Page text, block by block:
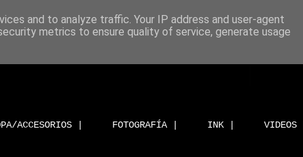
ACCESORIOS | FOTOGRAFÍA | INK | VIDEOS |
and to analyze traffic. Your IP address and user-agent
metrics to ensure quality of service, generate usage